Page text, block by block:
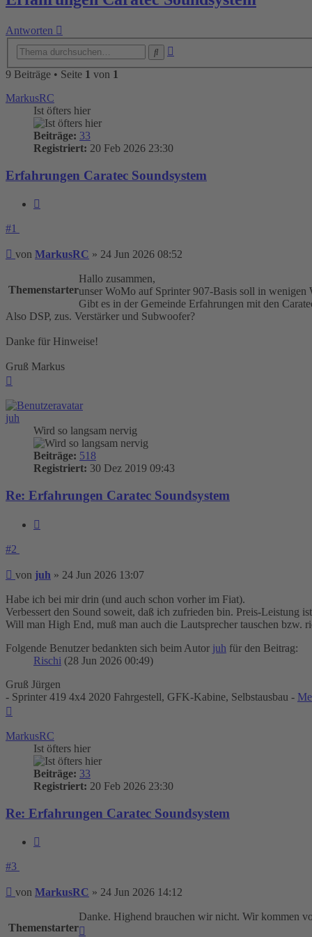
Antworten
9 Beiträge • Seite 1 von 1
MarkusRC
Ist öfters hier
Beiträge: 33
Registriert: 20 Feb 2026 23:30
Erfahrungen Caratec Soundsystem
#1
Beitrag
von MarkusRC » 24 Jun 2026 08:52
Themenstarter
Hallo zusammen,
unser WoMo auf Sprinter 907-Basis soll in wenigen
Gibt es in der Gemeinde Erfahrungen mit den
Also DSP, zus. Verstärker und Subwoofer?
Danke für Hinweise!
Gruß Markus
juh
Wird so langsam nervig
Beiträge: 518
Registriert: 30 Dez 2019 09:43
Re: Erfahrungen Caratec Soundsystem
#2
Beitrag
von juh » 24 Jun 2026 13:07
Habe ich bei mir drin (und auch schon vorher im Fiat).
Verbessert den Sound soweit, daß ich zufrieden bin. Preis-Leistung
Will man High End, muß man auch die Lautsprecher tauschen bzw.
Folgende Benutzer bedankten sich beim Autor juh für den Beitrag:
Rischi (28 Jun 2026 00:49)
Gruß Jürgen
- Sprinter 419 4x4 2020 Fahrgestell, GFK-Kabine, Selbstausbau -
MarkusRC
Ist öfters hier
Beiträge: 33
Registriert: 20 Feb 2026 23:30
Re: Erfahrungen Caratec Soundsystem
#3
Beitrag
von MarkusRC » 24 Jun 2026 14:12
Themenstarter
Danke. Highend brauchen wir nicht. Wir kommen